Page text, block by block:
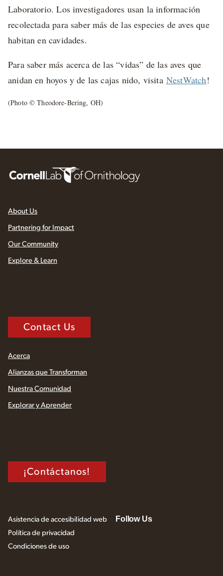
Laboratorio. Los investigadores usan la información
recolectada para saber más de las especies de aves que
habitan en cavidades.
Para saber más acerca de las “vidas” de las aves que
anidan en hoyos y de las cajas nido, visita NestWatch!
(Photo © Theodore-Bering, OH)
About Us
Partnering for Impact
Our Community
Explore & Learn
Contact Us
Acerca
Alianzas que Transforman
Nuestra Comunidad
Explorar y Aprender
¡Contáctanos!
Asistencia de accesibilidad web
Política de privacidad
Condiciones de uso
Follow Us